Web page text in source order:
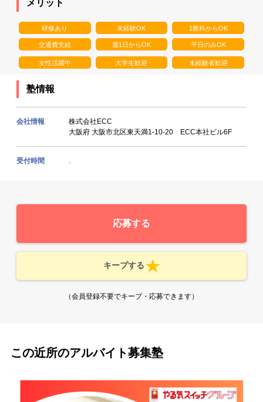
メリット
研修あり 未経験OK 1教科からOK
交通費支給 週1日からOK 平日のみOK
女性活躍中 大学生歓迎 未経験者歓迎
塾情報
会社情報
株式会社ECC
大阪府 大阪市北区東天満1-10-20 ECC本社ビル6F
受付時間 .
応募する
キープする
（会員登録不要でキープ・応募できます）
この近所のアルバイト募集塾